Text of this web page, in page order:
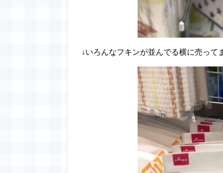
↓いろんなフキンが並んでる横に売って